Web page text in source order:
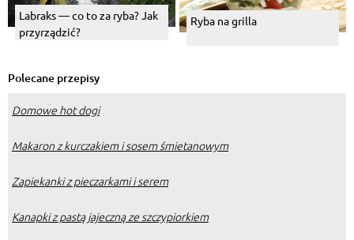
Labraks — co to za ryba? Jak
przyrządzić?
Ryba na grilla
Polecane przepisy
Domowe hot dogi
Makaron z kurczakiem i sosem śmietanowym
Zapiekanki z pieczarkami i serem
Kanapki z pastą jajeczną ze szczypiorkiem